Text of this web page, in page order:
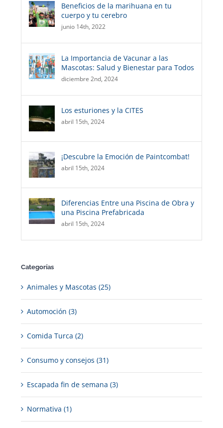
Beneficios de la marihuana en tu
cuerpo y tu cerebro
junio 14th, 2022
La Importancia de Vacunar a las
Mascotas: Salud y Bienestar para Todos
diciembre 2nd, 2024
Los esturiones y la CITES
abril 15th, 2024
¡Descubre la Emoción de Paintcombat!
abril 15th, 2024
Diferencias Entre una Piscina de Obra y
una Piscina Prefabricada
abril 15th, 2024
Categorías
Animales y Mascotas (25)
Automoción (3)
Comida Turca (2)
Consumo y consejos (31)
Escapada fin de semana (3)
Normativa (1)